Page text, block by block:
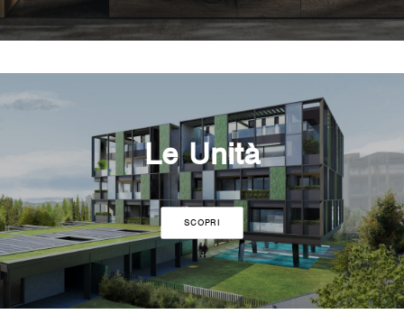
Le Unità
SCOPRI